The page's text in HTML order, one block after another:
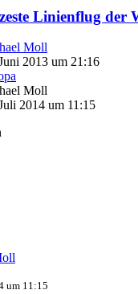
Linienflug der
Moll
2013 um 21:16
Moll
2014 um 11:15
um 11:15